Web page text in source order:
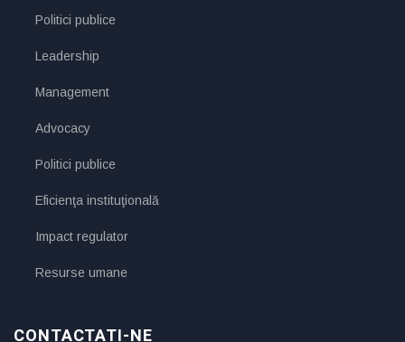
Politici publice
Leadership
Management
Advocacy
Politici publice
Eficienţa instituţională
Impact regulator
Resurse umane
CONTACTATI-NE